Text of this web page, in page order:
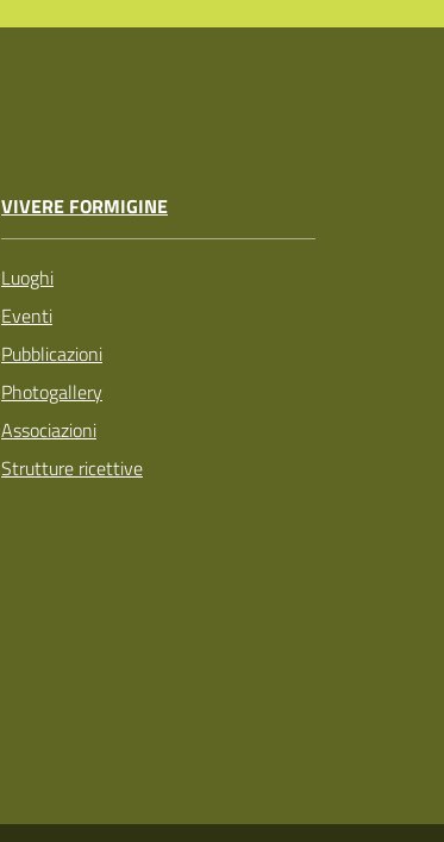
VIVERE FORMIGINE
Luoghi
Eventi
Pubblicazioni
Photogallery
Associazioni
Strutture ricettive